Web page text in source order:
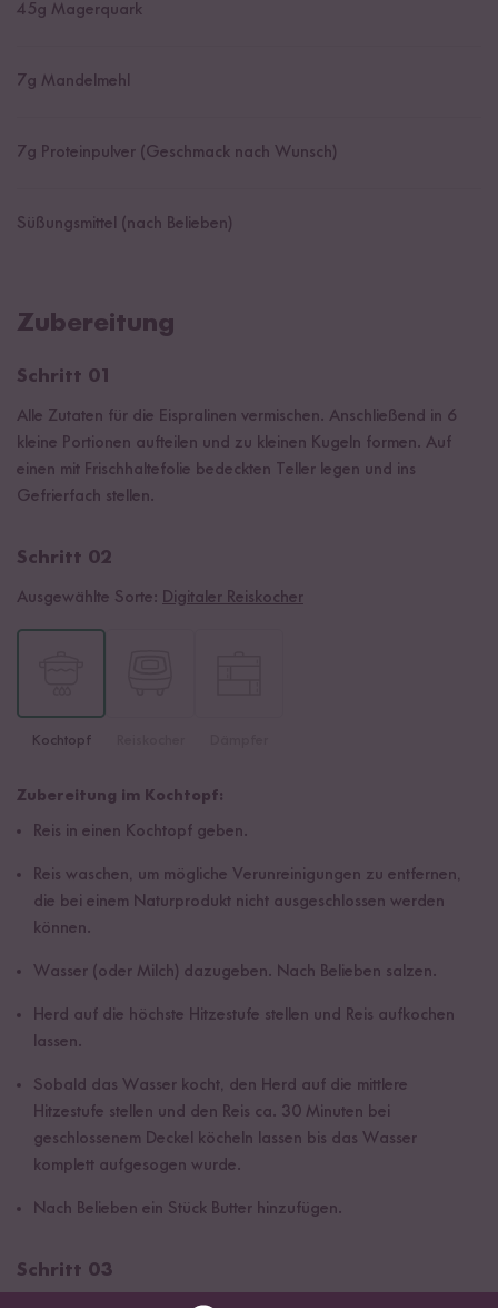
45g Magerquark
7g Mandelmehl
7g Proteinpulver (Geschmack nach Wunsch)
Süßungsmittel (nach Belieben)
Zubereitung
Schritt 01
Alle Zutaten für die Eispralinen vermischen. Anschließend in 6
kleine Portionen aufteilen und zu kleinen Kugeln formen. Auf
einen mit Frischhaltefolie bedeckten Teller legen und ins
Gefrierfach stellen.
Schritt 02
Ausgewählte Sorte: Digitaler Reiskocher
Kochtopf
Zubereitung im Kochtopf:
Reis in einen Kochtopf geben.
Reis waschen, um mögliche Verunreinigungen zu entfernen,
die bei einem Naturprodukt nicht ausgeschlossen werden
können.
Wasser (oder Milch) dazugeben. Nach Belieben salzen.
Herd auf die höchste Hitzestufe stellen und Reis aufkochen
lassen.
Sobald das Wasser kocht, den Herd auf die mittlere
Hitzestufe stellen und den Reis ca. 30 Minuten bei
geschlossenem Deckel köcheln lassen bis das Wasser
komplett aufgesogen wurde.
Nach Belieben ein Stück Butter hinzufügen.
Schritt 03